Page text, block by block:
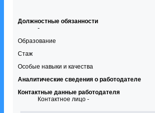
Должностные обязанности
-
Образование
Стаж
Особые навыки и качества
Аналитические сведения о работодателе
Контактные данные работодателя
Контактное лицо -